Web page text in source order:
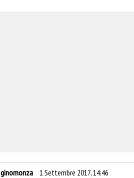
ginomonza
1 Settembre 2017, 14:46